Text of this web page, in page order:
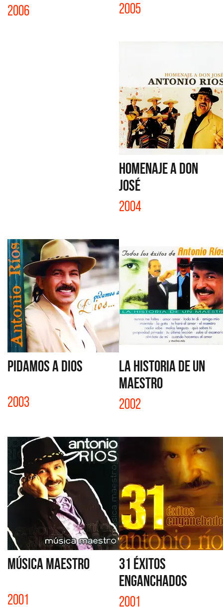
2006 2005
HOMENAJE A DON
JOSÉ
2004
PIDAMOS A DIOS
2003
LA HISTORIA DE UN
MAESTRO
2002
MÚSICA MAESTRO
2001
31 ÉXITOS
ENGANCHADOS
2001